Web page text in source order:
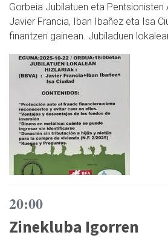
Gorbeia Jubilatuen eta Pentsionisten
Javier Francia, Iban Ibañez eta Isa
finantzen gainean. Jubiladuen
20:00
Zinekluba Igorren